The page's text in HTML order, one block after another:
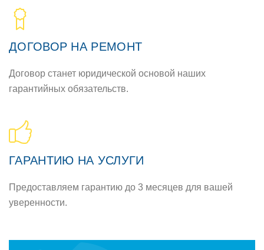
ДОГОВОР НА РЕМОНТ
Договор станет юридической основой наших
гарантийных обязательств.
ГАРАНТИЮ НА УСЛУГИ
Предоставляем гарантию до 3 месяцев для вашей
уверенности.